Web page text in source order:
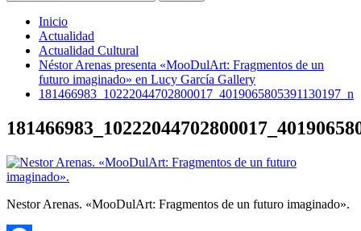
Inicio
Actualidad
Actualidad Cultural
Néstor Arenas presenta «MooDulArt: Fragmentos de un
futuro imaginado» en Lucy García Gallery
181466983_10222044702800017_4019065805391130197_n
Nestor Arenas. «MooDulArt: Fragmentos de un futuro imaginado».